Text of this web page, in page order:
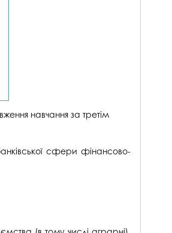
навчання за третім
сфери фінансово-